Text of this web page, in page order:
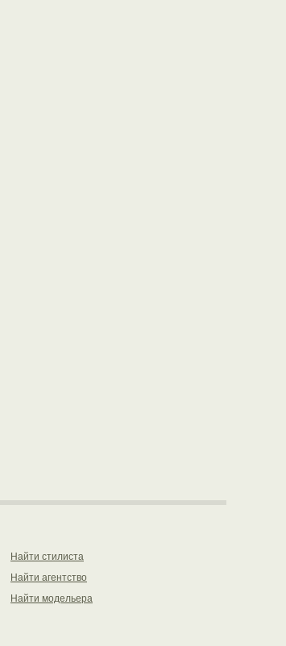
Найти стилиста
Найти агентство
Найти модельера